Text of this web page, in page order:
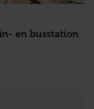
en busstation